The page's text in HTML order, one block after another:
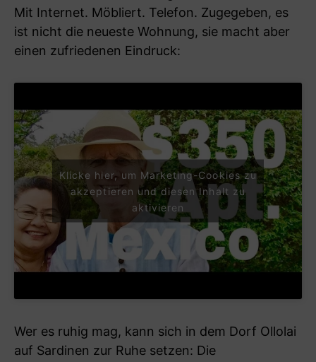
Mit Internet. Möbliert. Telefon. Zugegeben, es
ist nicht die neueste Wohnung, sie macht aber
einen zufriedenen Eindruck:
Klicke hier, um Marketing-Cookies zu
akzeptieren und diesen Inhalt zu
aktivieren
Wer es ruhig mag, kann sich in dem Dorf Ollolai
auf Sardinen zur Ruhe setzen: Die